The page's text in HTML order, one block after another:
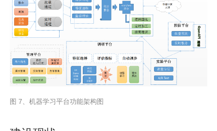
图 7、机器学习平台功能架构图